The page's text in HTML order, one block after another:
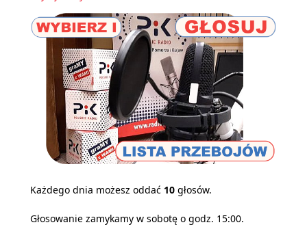
Każdego dnia możesz oddać 10 głosów.
Głosowanie zamykamy w sobotę o godz. 15:00.